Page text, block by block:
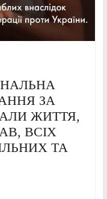
ЗА
ЖИТТЯ,
ВСІХ
ТА